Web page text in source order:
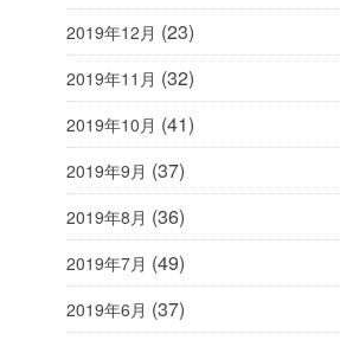
2019年12月 (23)
2019年11月 (32)
2019年10月 (41)
2019年9月 (37)
2019年8月 (36)
2019年7月 (49)
2019年6月 (37)